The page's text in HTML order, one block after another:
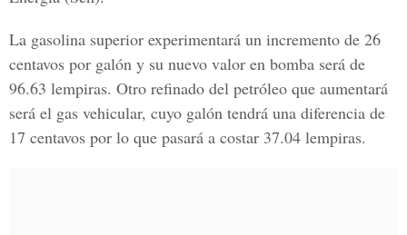
La gasolina superior experimentará un incremento de 26
centavos por galón y su nuevo valor en bomba será de
96.63 lempiras. Otro refinado del petróleo que aumentará
será el gas vehicular, cuyo galón tendrá una diferencia de
17 centavos por lo que pasará a costar 37.04 lempiras.